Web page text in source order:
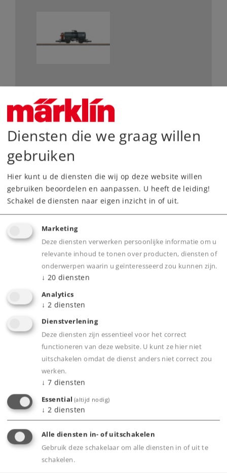
De belangrijkste gegevens
Spoor / Schaalgrootte Z /1:220
Tijdperk
39,99 € Adviesprijs
Leverbaar vanaf fabriek.
Webwinkel
Dealer zoeken
Downloads
Onderdelen bestellen
Product
Diensten die we graag willen
gebruiken
Hier kunt u de diensten die wij op deze website willen
gebruiken beoordelen en aanpassen. U heeft de leiding!
Schakel de diensten naar eigen inzicht in of uit.
Marketing
Deze diensten verwerken persoonlijke informatie om u
relevante inhoud te tonen over producten, diensten of
onderwerpen waarin u geïnteresseerd zou kunnen zijn.
↓ 20 diensten
Analytics
↓ 2 diensten
Dienstverlening
Deze diensten zijn essentieel voor het correct
functioneren van deze website. U kunt ze hier niet
uitschakelen omdat de dienst anders niet correct zou
werken.
↓ 7 diensten
Essential (altijd nodig)
↓ 2 diensten
Alle diensten in- of uitschakelen
Gebruik deze schakelaar om alle diensten in of uit te
schakelen.